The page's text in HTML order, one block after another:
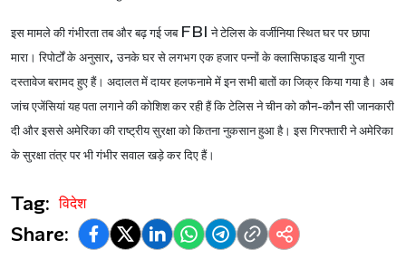
इस मामले की गंभीरता तब और बढ़ गई जब FBIने टेलिस के वर्जीनिया स्थित घर पर छापा
मारा। रिपोर्टों के अनुसार,उनके घर से लगभग एक हजार पन्नों के क्लासिफाइड यानी गुप्त
दस्तावेज बरामद हुए हैं। अदालत में दायर हलफनामे में इन सभी बातों का जिक्र किया गया है। अब
जांच एजेंसियां यह पता लगाने की कोशिश कर रही हैं कि टेलिस ने चीन को कौन-कौन सी जानकारी
दी और इससे अमेरिका की राष्ट्रीय सुरक्षा को कितना नुकसान हुआ है। इस गिरफ्तारी ने अमेरिका
के सुरक्षा तंत्र पर भी गंभीर सवाल खड़े कर दिए हैं।
Tag: विदेश
Share: